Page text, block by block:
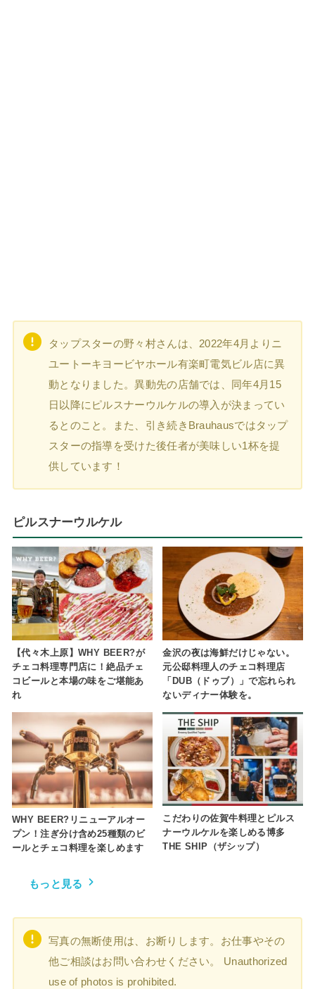
タップスターの野々村さんは、2022年4月よりニ
ユートーキヨービヤホール有楽町電気ビル店に異
動となりました。異動先の店舗では、同年4月15
日以降にピルスナーウルケルの導入が決まってい
るとのこと。また、引き続きBrauhausではタップ
スターの指導を受けた後任者が美味しい1杯を提
供しています！
ピルスナーウルケル
【代々木上原】WHY BEER?が
チェコ料理専門店に！絶品チェ
コビールと本場の味をご堪能あ
れ
金沢の夜は海鮮だけじゃない。
元公邸料理人のチェコ料理店
「DUB（ドゥブ）」で忘れられ
ないディナー体験を。
WHY BEER?リニューアルオー
プン！注ぎ分け含め25種類のビ
ールとチェコ料理を楽しめます
こだわりの佐賀牛料理とピルス
ナーウルケルを楽しめる博多
THE SHIP（ザシップ）
もっと見る
写真の無断使用は、お断りします。お仕事やその
他ご相談はお問い合わせください。 Unauthorized
use of photos is prohibited.